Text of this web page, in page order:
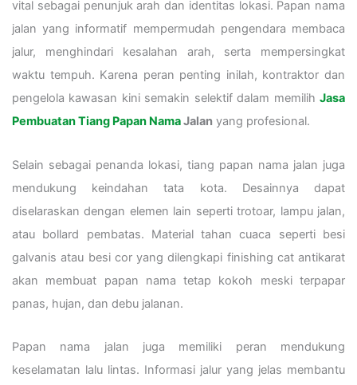
vital sebagai penunjuk arah dan identitas lokasi. Papan nama
jalan yang informatif mempermudah pengendara membaca
jalur, menghindari kesalahan arah, serta mempersingkat
waktu tempuh. Karena peran penting inilah, kontraktor dan
pengelola kawasan kini semakin selektif dalam memilih Jasa
Pembuatan Tiang Papan NamaJalan yang profesional.
Selain sebagai penanda lokasi, tiang papan nama jalan juga
mendukung keindahan tata kota. Desainnya dapat
diselaraskan dengan elemen lain seperti trotoar, lampu jalan,
atau bollard pembatas. Material tahan cuaca seperti besi
galvanis atau besi cor yang dilengkapi finishing cat antikarat
akan membuat papan nama tetap kokoh meski terpapar
panas, hujan, dan debu jalanan.
Papan nama jalan juga memiliki peran mendukung
keselamatan lalu lintas. Informasi jalur yang jelas membantu